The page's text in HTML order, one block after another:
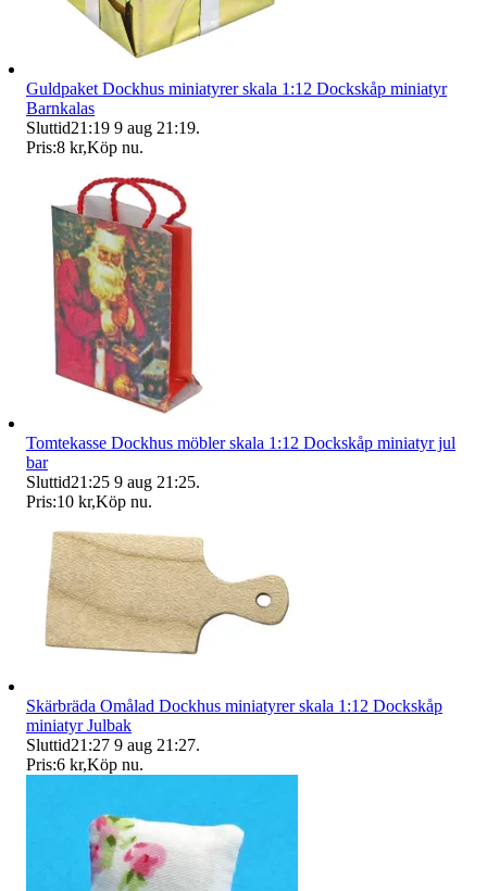
Guldpaket Dockhus miniatyrer skala 1:12 Dockskåp miniatyr
Barnkalas
Sluttid21:19 9 aug 21:19.
Pris:8 kr,Köp nu.
Tomtekasse Dockhus möbler skala 1:12 Dockskåp miniatyr jul
bar
Sluttid21:25 9 aug 21:25.
Pris:10 kr,Köp nu.
Skärbräda Omålad Dockhus miniatyrer skala 1:12 Dockskåp
miniatyr Julbak
Sluttid21:27 9 aug 21:27.
Pris:6 kr,Köp nu.